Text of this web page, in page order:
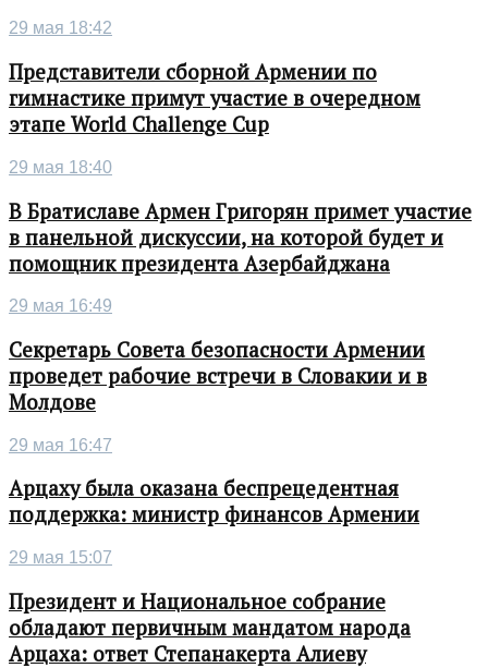
29 мая 18:42
Представители сборной Армении по
гимнастике примут участие в очередном
этапе World Challenge Cup
29 мая 18:40
В Братиславе Армен Григорян примет участие
в панельной дискуссии, на которой будет и
помощник президента Азербайджана
29 мая 16:49
Секретарь Совета безопасности Армении
проведет рабочие встречи в Словакии и в
Молдове
29 мая 16:47
Арцаху была оказана беспрецедентная
поддержка: министр финансов Армении
29 мая 15:07
Президент и Национальное собрание
обладают первичным мандатом народа
Арцаха: ответ Степанакерта Алиеву